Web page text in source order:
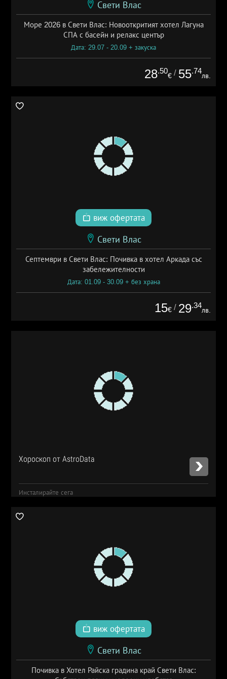
Свети Влас
Море 2026 в Свети Влас: Новооткритият хотел Лагуна
СПА с басейн и релакс център
Дата: 29.07 - 20.09 + закуска
28.50
€ / 55.74
лв.
виж офертата
Свети Влас
Септември в Свети Влас: Почивка в хотел Аркада със
забележителности
Дата: 01.09 - 30.09 + без храна
15€ / 29.34
лв.
Хороскоп от AstroData
Инсталирайте сега
виж офертата
Свети Влас
Почивка в Хотел Райска градина край Свети Влас: